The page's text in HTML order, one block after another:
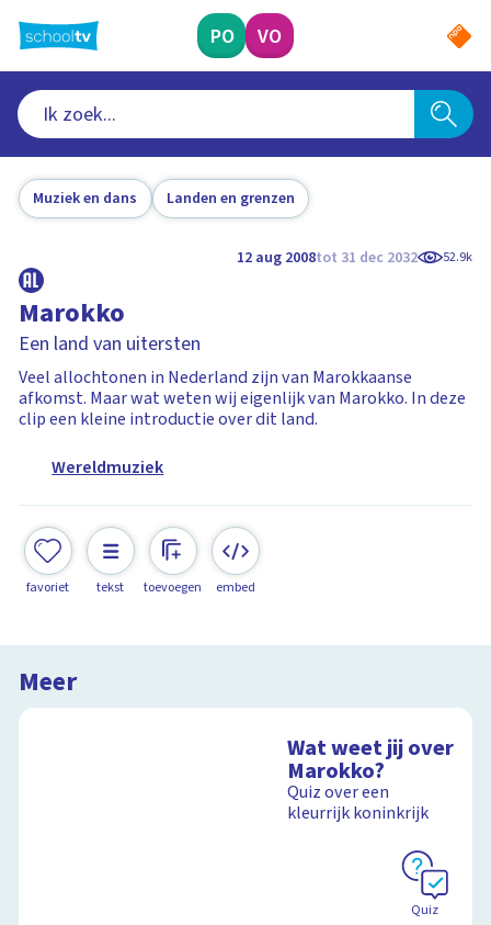
naar
hoofdinhoud
PO VO
Muziek en dans Landen en grenzen
12 aug 2008tot 31 dec 2032 52.9k
Marokko
Een land van uitersten
Veel allochtonen in Nederland zijn van Marokkaanse
afkomst. Maar wat weten wij eigenlijk van Marokko. In deze
clip een kleine introductie over dit land.
Wereldmuziek
favoriet tekst toevoegen embed
Meer
Wat weet jij over
Marokko?
Quiz over een
kleurrijk koninkrijk
Quiz